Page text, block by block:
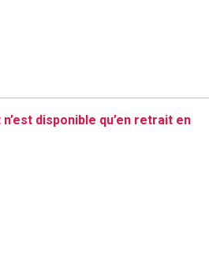
disponible qu’en retrait en